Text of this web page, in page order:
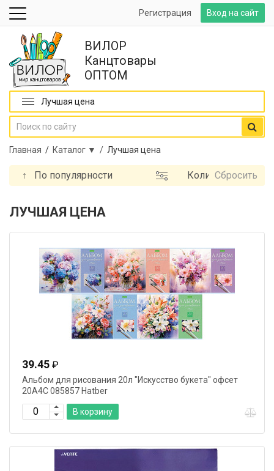
Вход на сайт
Регистрация
ВИЛОР
Канцтовары
ОПТОМ
Лучшая цена
Главная / Каталог ▼ / Лучшая цена
↑ По популярности
Количество
цветов
Однотонная
обложка
Тип
крепления
Граммовка
Диаметр
шт. в
пишущего
Сбросить
ЛУЧШАЯ ЦЕНА
39.45 ₽
Альбом для рисования 20л "Искусство букета" офсет
20А4С 085857 Hatber
В корзину